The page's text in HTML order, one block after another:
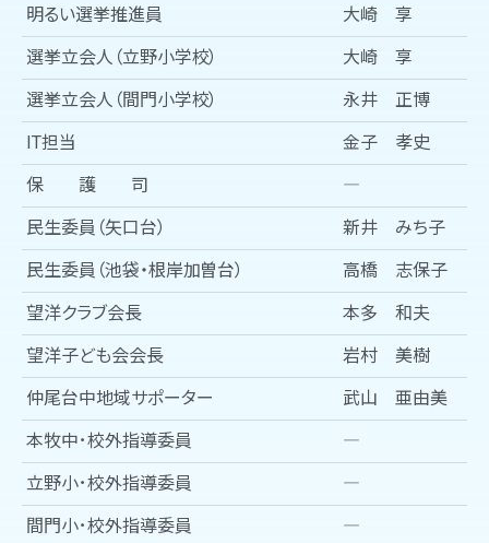
明るい選挙推進員 大崎 享
選挙立会人（立野小学校） 大崎 享
選挙立会人（間門小学校） 永井 正博
IT担当 金子 孝史
保 護 司 ―
民生委員（矢口台） 新井 みち子
民生委員（池袋・根岸加曽台） 高橋 志保子
望洋クラブ会長 本多 和夫
望洋子ども会会長 岩村 美樹
仲尾台中地域サポーター 武山 亜由美
本牧中･校外指導委員 ―
立野小･校外指導委員 ―
間門小･校外指導委員 ―